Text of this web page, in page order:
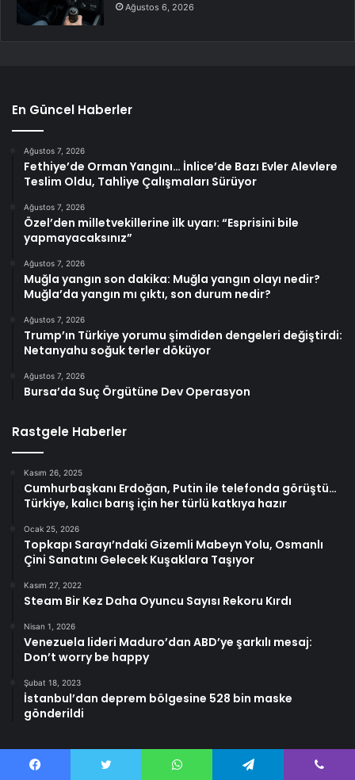
Ağustos 6, 2026
En Güncel Haberler
Ağustos 7, 2026
Fethiye’de Orman Yangını… İnlice’de Bazı Evler Alevlere
Teslim Oldu, Tahliye Çalışmaları Sürüyor
Ağustos 7, 2026
Özel’den milletvekillerine ilk uyarı: “Esprisini bile
yapmayacaksınız”
Ağustos 7, 2026
Muğla yangın son dakika: Muğla yangın olayı nedir?
Muğla’da yangın mı çıktı, son durum nedir?
Ağustos 7, 2026
Trump’ın Türkiye yorumu şimdiden dengeleri değiştirdi:
Netanyahu soğuk terler döküyor
Ağustos 7, 2026
Bursa’da Suç Örgütüne Dev Operasyon
Rastgele Haberler
Kasım 26, 2025
Cumhurbaşkanı Erdoğan, Putin ile telefonda görüştü…
Türkiye, kalıcı barış için her türlü katkıya hazır
Ocak 25, 2026
Topkapı Sarayı’ndaki Gizemli Mabeyn Yolu, Osmanlı
Çini Sanatını Gelecek Kuşaklara Taşıyor
Kasım 27, 2022
Steam Bir Kez Daha Oyuncu Sayısı Rekoru Kırdı
Nisan 1, 2026
Venezuela lideri Maduro’dan ABD’ye şarkılı mesaj:
Don’t worry be happy
Şubat 18, 2023
İstanbul’dan deprem bölgesine 528 bin maske
gönderildi